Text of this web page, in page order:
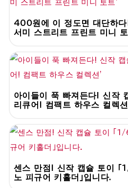
400원에 이 정도면 대단하
서미 스트리트 프린트 미니
아이들이 푹 빠져든다! 신작
리큐어! 컴팩트 하우스 컬렉
센스 만점! 신작 캡슐 토이
노 피규어 키홀더」입니다.